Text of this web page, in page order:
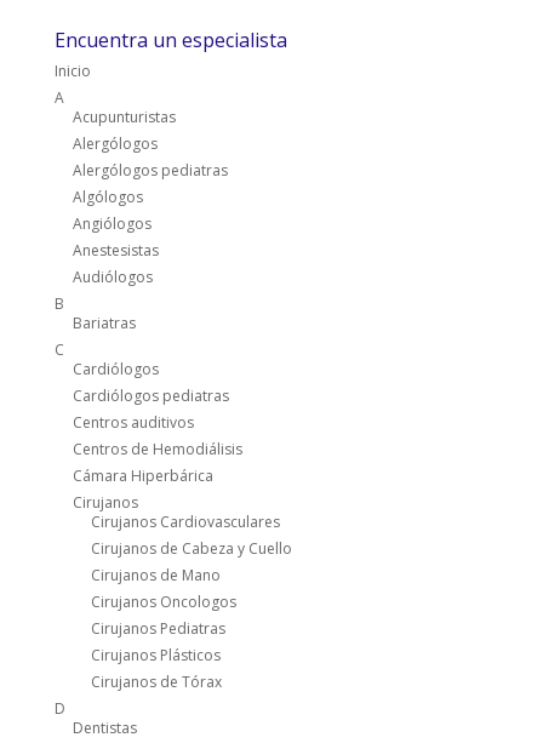
Encuentra un especialista
Inicio
A
Acupunturistas
Alergólogos
Alergólogos pediatras
Algólogos
Angiólogos
Anestesistas
Audiólogos
B
Bariatras
C
Cardiólogos
Cardiólogos pediatras
Centros auditivos
Centros de Hemodiálisis
Cámara Hiperbárica
Cirujanos
Cirujanos Cardiovasculares
Cirujanos de Cabeza y Cuello
Cirujanos de Mano
Cirujanos Oncologos
Cirujanos Pediatras
Cirujanos Plásticos
Cirujanos de Tórax
D
Dentistas